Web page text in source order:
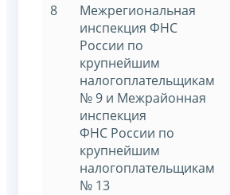
8
Межрегиональная
инспекция ФНС
России по
крупнейшим
налогоплательщикам
№ 9 и Межрайонная
инспекция
ФНС России по
крупнейшим
налогоплательщикам
№ 13